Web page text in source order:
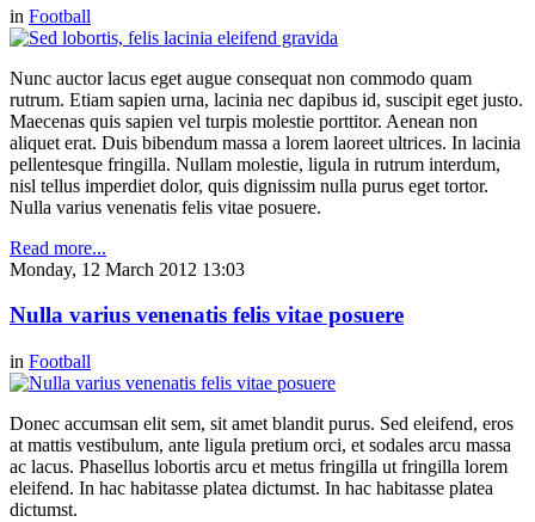
in Football
Nunc auctor lacus eget augue consequat non commodo quam
rutrum. Etiam sapien urna, lacinia nec dapibus id, suscipit eget justo.
Maecenas quis sapien vel turpis molestie porttitor. Aenean non
aliquet erat. Duis bibendum massa a lorem laoreet ultrices. In lacinia
pellentesque fringilla. Nullam molestie, ligula in rutrum interdum,
nisl tellus imperdiet dolor, quis dignissim nulla purus eget tortor.
Nulla varius venenatis felis vitae posuere.
Read more...
Monday, 12 March 2012 13:03
Nulla varius venenatis felis vitae posuere
in Football
Donec accumsan elit sem, sit amet blandit purus. Sed eleifend, eros
at mattis vestibulum, ante ligula pretium orci, et sodales arcu massa
ac lacus. Phasellus lobortis arcu et metus fringilla ut fringilla lorem
eleifend. In hac habitasse platea dictumst. In hac habitasse platea
dictumst.